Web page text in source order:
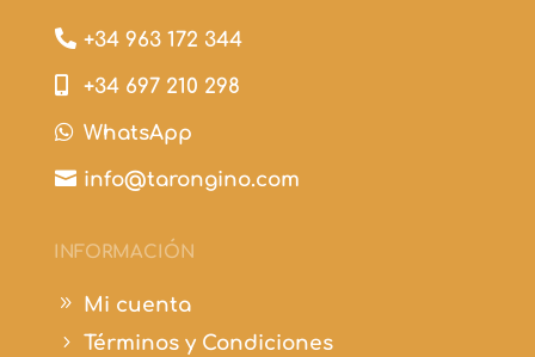
 +34 963 172 344
 +34 697 210 298
 WhatsApp
 info@tarongino.com
INFORMACIÓN
9 Mi cuenta
5 Términos y Condiciones